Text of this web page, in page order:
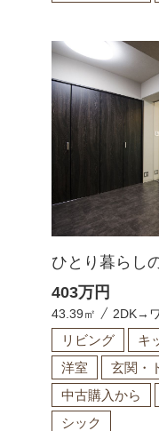
ひとり暮らし
403万円
43.39㎡ 2DK→
リビング キ
洋室
玄関・
中古購入から
シック